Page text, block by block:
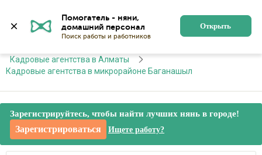
Помогатель - няни,
Поиск работы и работников
Открыть
Алматы Регистрация
Кадровые агентства в Алматы
Кадровые агентства в микрорайоне Баганашыл
Зарегистрируйтесь, чтобы найти лучших нянь в городе!
Зарегистрироваться Ищете работу?